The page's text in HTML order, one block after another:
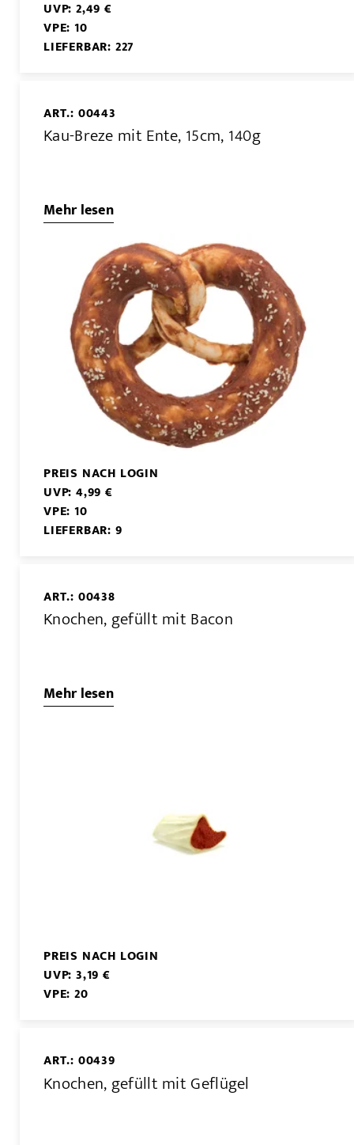
UVP: 2,49 €
VPE: 10
LIEFERBAR: 227
ART.: 00443
Kau-Breze mit Ente, 15cm, 140g
Mehr lesen
PREIS NACH LOGIN
UVP: 4,99 €
VPE: 10
LIEFERBAR: 9
ART.: 00438
Knochen, gefüllt mit Bacon
Mehr lesen
PREIS NACH LOGIN
UVP: 3,19 €
VPE: 20
ART.: 00439
Knochen, gefüllt mit Geflügel